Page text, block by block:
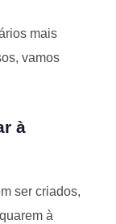
mais
vamos
à
ser criados,
à